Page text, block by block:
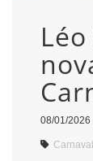
08/01/2026
Carnaval